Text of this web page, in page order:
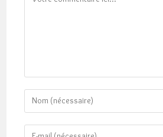
Enter
your
name
Enter